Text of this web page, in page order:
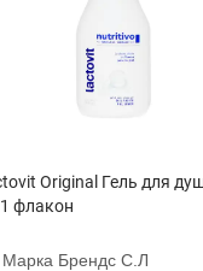
Original Гель для
флакон
Брендс С.Л